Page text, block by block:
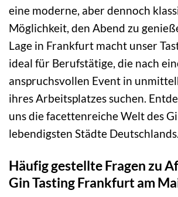
eine moderne, aber dennoch
Möglichkeit, den Abend zu
Lage in Frankfurt macht unser
ideal für Berufstätige, die nach
anspruchsvollen Event in
ihres Arbeitsplatzes suchen.
uns die facettenreiche Welt des
lebendigsten Städte Deutschlands.
Häufig gestellte Fragen zu
Gin Tasting Frankfurt am